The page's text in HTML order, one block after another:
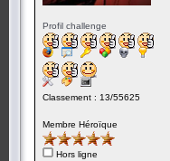
Profil challenge
Classement : 13/55625
Membre Héroïque
Hors ligne